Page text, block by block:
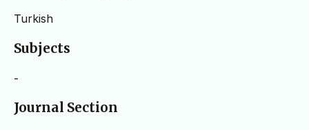
Turkish
Subjects
-
Journal Section